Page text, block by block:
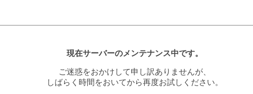
現在サーバーのメンテナンス中です。
ご迷惑をおかけして申し訳ありませんが、
しばらく時間をおいてから再度お試しください。